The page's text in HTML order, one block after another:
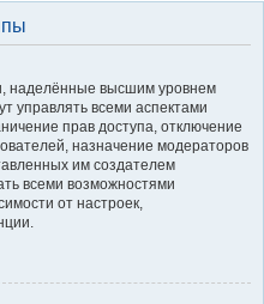
наделённые высшим уровнем
управлять всеми аспектами
прав доступа, отключение
назначение модераторов
им создателем
всеми возможностями
от настроек,